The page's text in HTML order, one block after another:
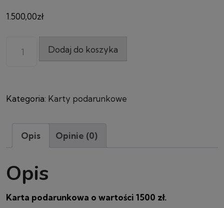
1.500,00zł
Dodaj do koszyka
Kategoria: Karty podarunkowe
Opis Opinie (0)
Opis
Karta podarunkowa o wartości 1500 zł.